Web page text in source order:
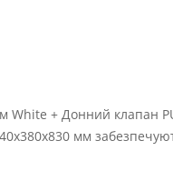
+ Донний клапан
мм